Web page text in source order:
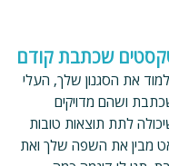
את הסגנון שלך, העלי
ושהם מדויקים
לתת תוצאות טובות
מבין את השפה שלך ואת